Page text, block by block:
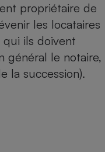
propriétaire de
les locataires
ils doivent
général le notaire,
la succession).